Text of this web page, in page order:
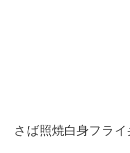
さば照焼白身フライ